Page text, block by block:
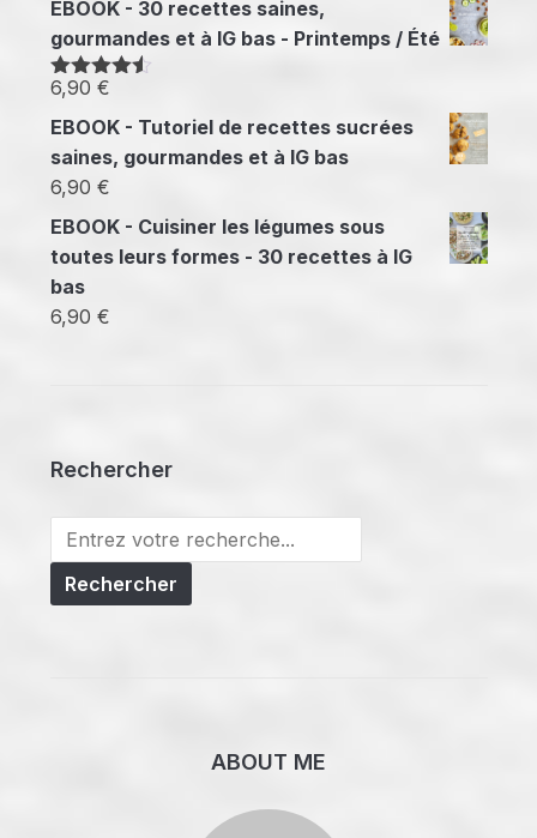
14,70 €
EBOOK - 30 recettes saines,
gourmandes et à IG bas - Printemps / Été
Note 4.50
6,90 €
EBOOK - Tutoriel de recettes sucrées
saines, gourmandes et à IG bas
6,90 €
EBOOK - Cuisiner les légumes sous
toutes leurs formes - 30 recettes à IG
bas
6,90 €
Rechercher
Search
for:
ABOUT ME